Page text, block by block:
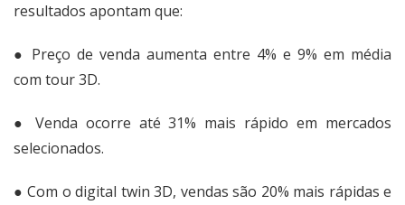
resultados apontam que:
● Preço de venda aumenta entre 4% e 9% em média
com tour 3D.
● Venda ocorre até 31% mais rápido em mercados
selecionados.
● Com o digital twin 3D, vendas são 20% mais rápidas e